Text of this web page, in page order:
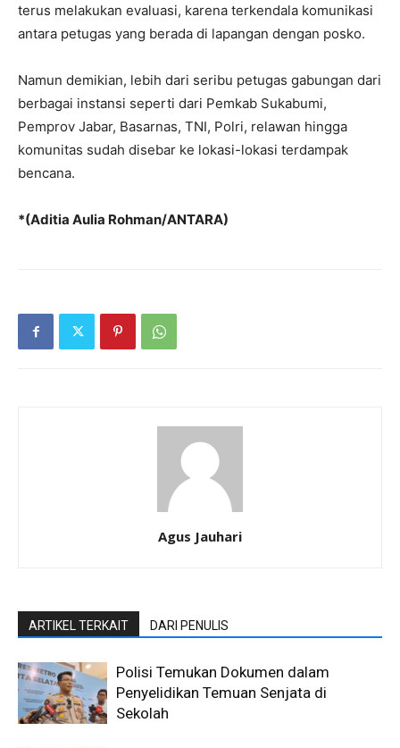
terus melakukan evaluasi, karena terkendala komunikasi
antara petugas yang berada di lapangan dengan posko.
Namun demikian, lebih dari seribu petugas gabungan dari
berbagai instansi seperti dari Pemkab Sukabumi,
Pemprov Jabar, Basarnas, TNI, Polri, relawan hingga
komunitas sudah disebar ke lokasi-lokasi terdampak
bencana.
*(Aditia Aulia Rohman/ANTARA)
Agus Jauhari
ARTIKEL TERKAIT DARI PENULIS
Polisi Temukan Dokumen dalam
Penyelidikan Temuan Senjata di
Sekolah